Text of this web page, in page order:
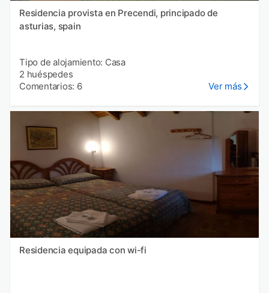
Residencia provista en Precendi, principado de
asturias, spain
Tipo de alojamiento: Casa
2 huéspedes
Comentarios: 6
Ver más
Residencia equipada con wi-fi